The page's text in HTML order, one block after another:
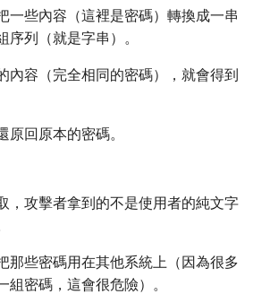
一些內容（這裡是密碼）轉換成一串
列（就是字串）。
內容（完全相同的密碼），就會得到
回原本的密碼。
，攻擊者拿到的不是使用者的純文字
那些密碼用在其他系統上（因為很多
密碼，這會很危險）。